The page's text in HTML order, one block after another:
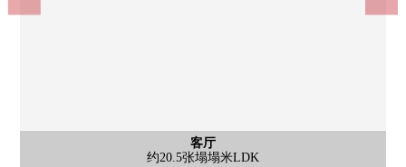
客厅
约20.5张塌塌米LDK
外观
外观
客厅
宽敞的客厅·餐厅。用木纹风格的地板和多灯照明明亮地是开放性
的空间。
客厅
是有开放感觉的客厅
客厅
室内装饰计划容易想的客厅
厨房
有洗碗机的厨房
厕所
是有温水冲洗马桶座的厕所
洗脸
是有以白为基调的清洁感觉的洗脸室
公共汽车
有浴室暖气烘干机的浴室
室内
能设置空调。
室内
收纳壁橱为有而有，丰富
室内
约5.2张塌塌米西式房间
收纳
鞋柜新制
其他
浴室暖气烘干机
其他
被在壁面设置的LDK嵌顶灯Memory控制板面。是能个别操纵复数
的照明的式样。
三条町街区公园(约50m)
步行1分钟。
奈良市立椿井小学(约670m)
步行9分钟。
奈良市立三笠中学(约1700m)
步行22分钟。
奈良站(JR西日本关西本线)(约400m)
步行5分钟。
近铁奈良站(近铁奈良线)(约870m)
步行11分钟。